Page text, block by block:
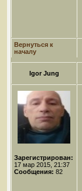
Вернуться к
началу
Igor Jung
Зарегистрирован:
17 мар 2015, 21:37
Сообщения: 82